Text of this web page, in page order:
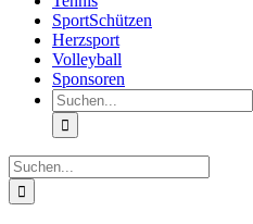
SportSchützen
Herzsport
Volleyball
Sponsoren
Suche
nach:
Suche
nach: